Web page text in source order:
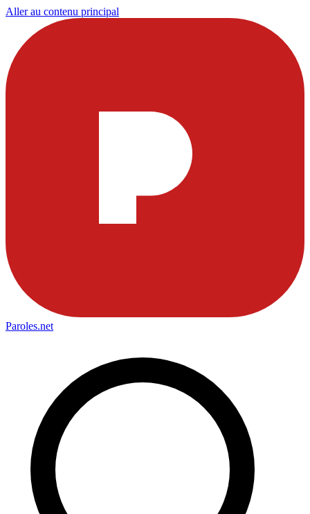
Aller au contenu principal
Paroles.net